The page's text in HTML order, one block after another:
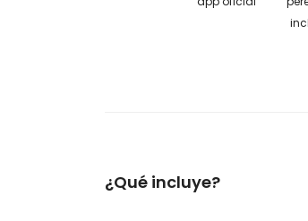
¿Qué incluye?